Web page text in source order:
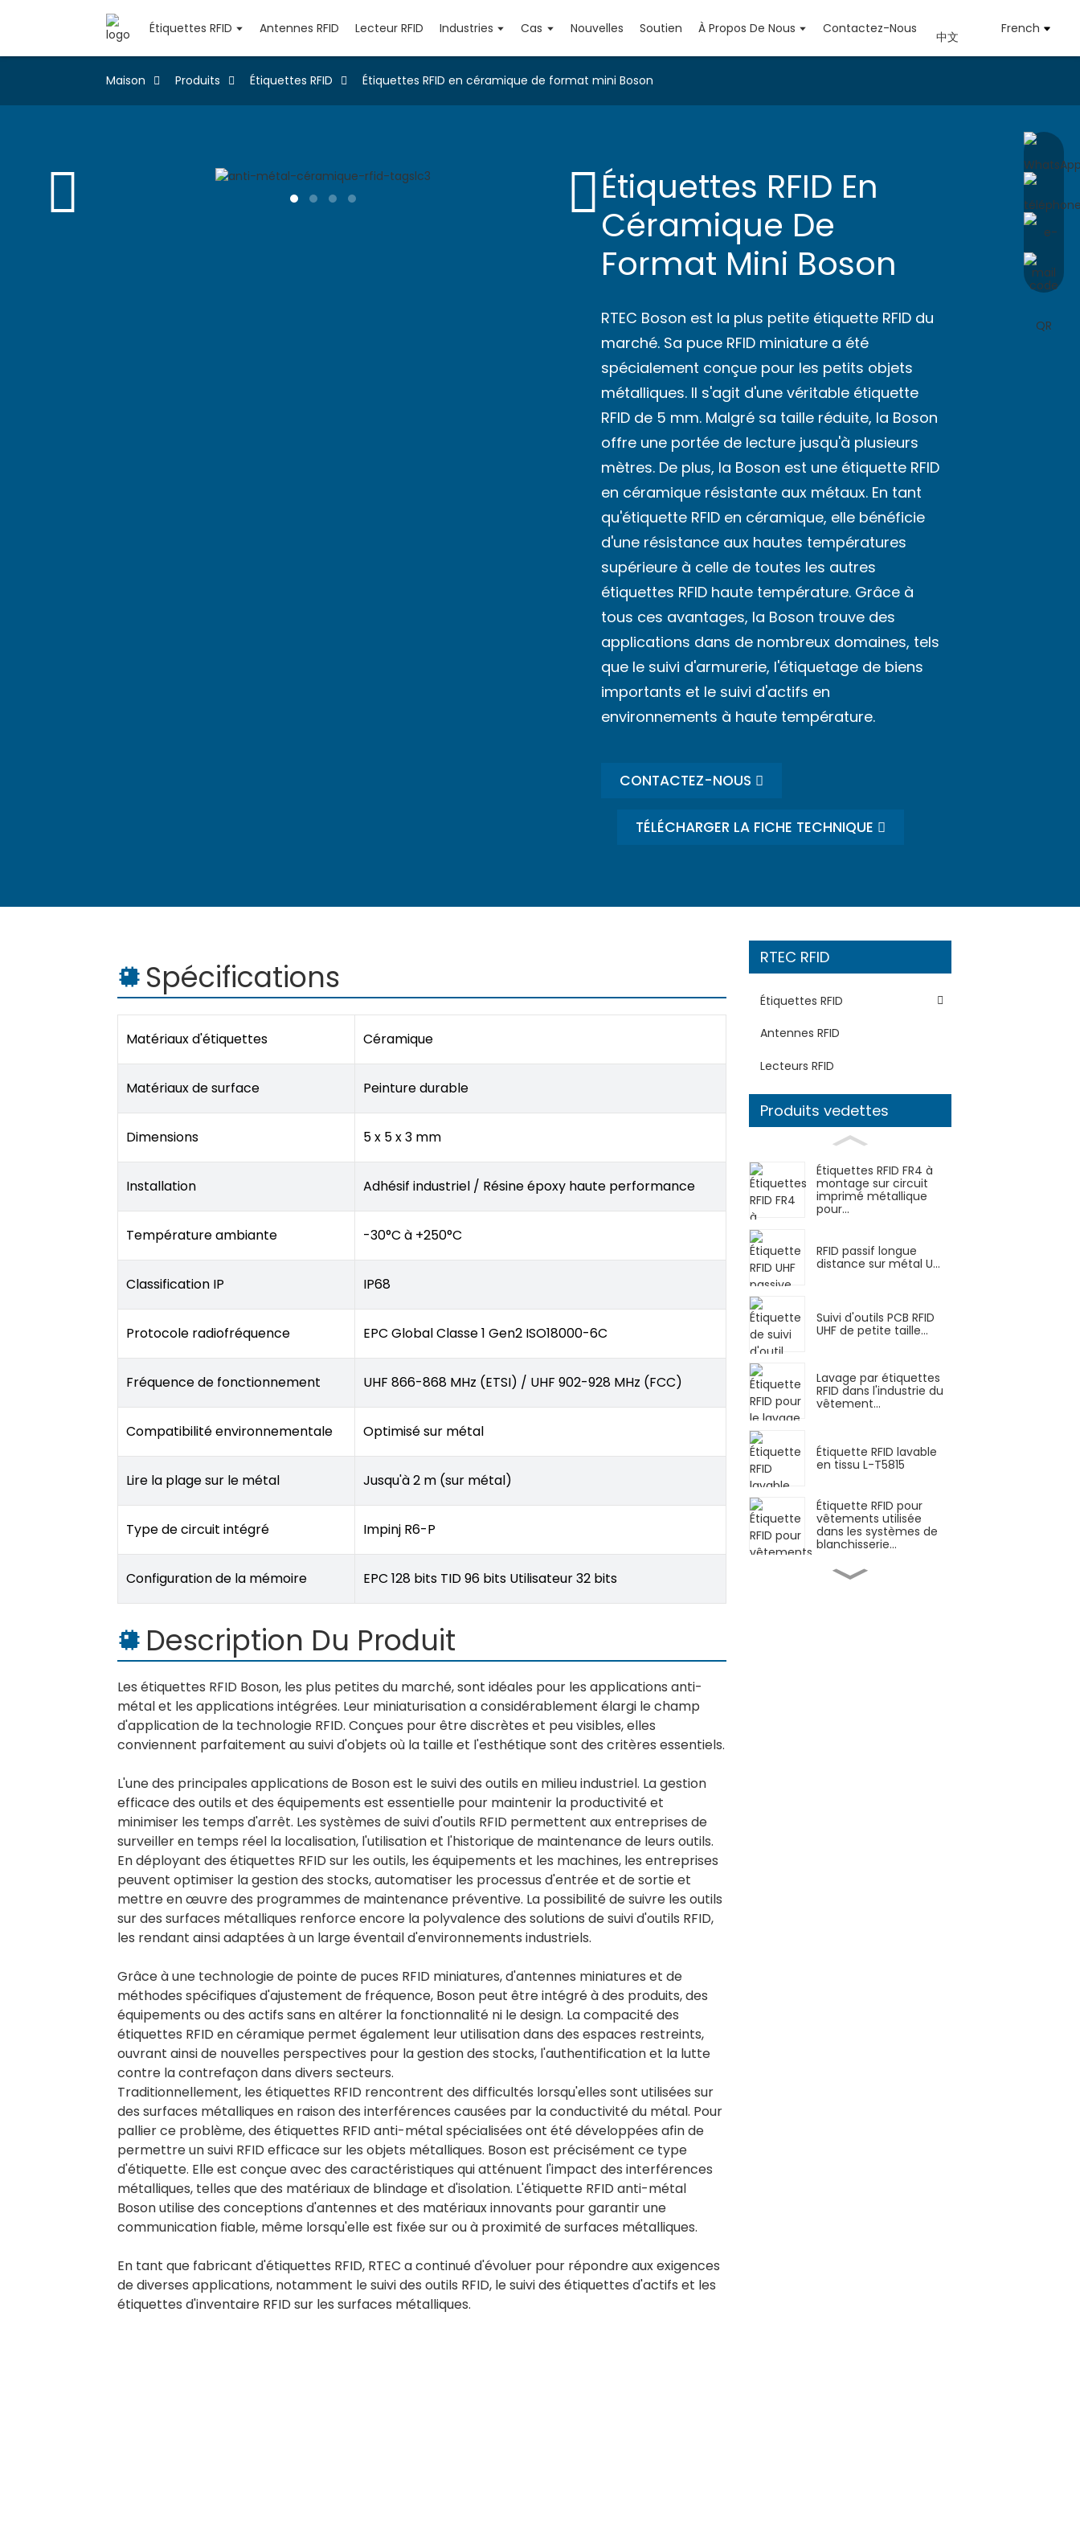
Étiquettes RFID Antennes RFID Lecteur RFID Industries Cas Nouvelles Soutien À Propos De Nous Contactez-Nous
中文
French
Maison Produits Étiquettes RFID Étiquettes RFID en céramique de format mini Boson
Étiquettes RFID En
Céramique De
Format Mini Boson
RTEC Boson est la plus petite étiquette RFID du
marché. Sa puce RFID miniature a été
spécialement conçue pour les petits objets
métalliques. Il s'agit d'une véritable étiquette
RFID de 5 mm. Malgré sa taille réduite, la Boson
offre une portée de lecture jusqu'à plusieurs
mètres. De plus, la Boson est une étiquette RFID
en céramique résistante aux métaux. En tant
qu'étiquette RFID en céramique, elle bénéficie
d'une résistance aux hautes températures
supérieure à celle de toutes les autres
étiquettes RFID haute température. Grâce à
tous ces avantages, la Boson trouve des
applications dans de nombreux domaines, tels
que le suivi d'armurerie, l'étiquetage de biens
importants et le suivi d'actifs en
environnements à haute température.
CONTACTEZ-NOUS
TÉLÉCHARGER LA FICHE TECHNIQUE
Spécifications
Matériaux d'étiquettes Céramique
Matériaux de surface Peinture durable
Dimensions 5 x 5 x 3 mm
Installation Adhésif industriel / Résine époxy haute performance
Température ambiante -30°C à +250°C
Classification IP IP68
Protocole radiofréquence EPC Global Classe 1 Gen2 ISO18000-6C
Fréquence de fonctionnement UHF 866-868 MHz (ETSI) / UHF 902-928 MHz (FCC)
Compatibilité environnementale Optimisé sur métal
Lire la plage sur le métal Jusqu'à 2 m (sur métal)
Type de circuit intégré Impinj R6-P
Configuration de la mémoire EPC 128 bits TID 96 bits Utilisateur 32 bits
Description Du Produit
Les étiquettes RFID Boson, les plus petites du marché, sont idéales pour les applications anti-
métal et les applications intégrées. Leur miniaturisation a considérablement élargi le champ
d'application de la technologie RFID. Conçues pour être discrètes et peu visibles, elles
conviennent parfaitement au suivi d'objets où la taille et l'esthétique sont des critères essentiels.
L'une des principales applications de Boson est le suivi des outils en milieu industriel. La gestion
efficace des outils et des équipements est essentielle pour maintenir la productivité et
minimiser les temps d'arrêt. Les systèmes de suivi d'outils RFID permettent aux entreprises de
surveiller en temps réel la localisation, l'utilisation et l'historique de maintenance de leurs outils.
En déployant des étiquettes RFID sur les outils, les équipements et les machines, les entreprises
peuvent optimiser la gestion des stocks, automatiser les processus d'entrée et de sortie et
mettre en œuvre des programmes de maintenance préventive. La possibilité de suivre les outils
sur des surfaces métalliques renforce encore la polyvalence des solutions de suivi d'outils RFID,
les rendant ainsi adaptées à un large éventail d'environnements industriels.
Grâce à une technologie de pointe de puces RFID miniatures, d'antennes miniatures et de
méthodes spécifiques d'ajustement de fréquence, Boson peut être intégré à des produits, des
équipements ou des actifs sans en altérer la fonctionnalité ni le design. La compacité des
étiquettes RFID en céramique permet également leur utilisation dans des espaces restreints,
ouvrant ainsi de nouvelles perspectives pour la gestion des stocks, l'authentification et la lutte
contre la contrefaçon dans divers secteurs.
Traditionnellement, les étiquettes RFID rencontrent des difficultés lorsqu'elles sont utilisées sur
des surfaces métalliques en raison des interférences causées par la conductivité du métal. Pour
pallier ce problème, des étiquettes RFID anti-métal spécialisées ont été développées afin de
permettre un suivi RFID efficace sur les objets métalliques. Boson est précisément ce type
d'étiquette. Elle est conçue avec des caractéristiques qui atténuent l'impact des interférences
métalliques, telles que des matériaux de blindage et d'isolation. L'étiquette RFID anti-métal
Boson utilise des conceptions d'antennes et des matériaux innovants pour garantir une
communication fiable, même lorsqu'elle est fixée sur ou à proximité de surfaces métalliques.
En tant que fabricant d'étiquettes RFID, RTEC a continué d'évoluer pour répondre aux exigences
de diverses applications, notamment le suivi des outils RFID, le suivi des étiquettes d'actifs et les
étiquettes d'inventaire RFID sur les surfaces métalliques.
RTEC RFID
Étiquettes RFID
Antennes RFID
Lecteurs RFID
Produits vedettes
Étiquettes RFID FR4 à
montage sur circuit
imprimé métallique
pour...
RFID passif longue
distance sur métal U...
Suivi d'outils PCB RFID
UHF de petite taille...
Lavage par étiquettes
RFID dans l'industrie du
vêtement...
Étiquette RFID lavable
en tissu L-T5815
Étiquette RFID pour
vêtements utilisée
dans les systèmes de
blanchisserie...